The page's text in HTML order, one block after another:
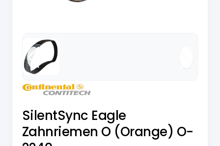
SilentSync Eagle
Zahnriemen O (Orange) O-